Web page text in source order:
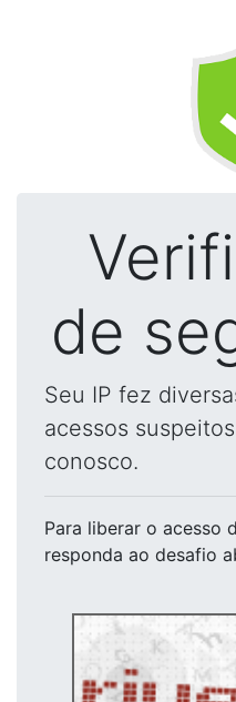
de
Seu IP fez
acessos
conosco.
Para liberar o acesso
responda ao desafio